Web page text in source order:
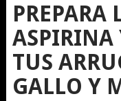
PREPARA
ASPIRINA
TUS
GALLO Y